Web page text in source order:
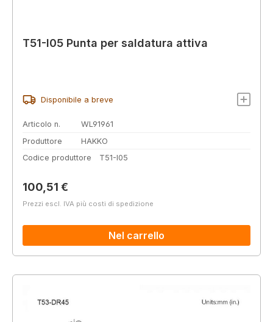
T51-I05 Punta per saldatura attiva
Disponibile a breve
Articolo n.
WL91961
Produttore
HAKKO
Codice produttore
T51-I05
Prezzo normale:
100,51 €
Prezzi escl. IVA più costi di spedizione
Nel carrello